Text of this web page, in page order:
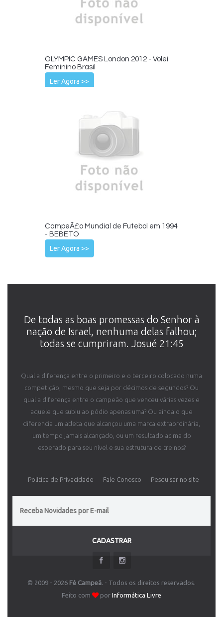
OLYMPIC GAMES London 2012 - Volei
Feminino Brasil
Ler Agora >>
CampeÃ£o Mundial de Futebol em 1994
- BEBETO
Ler Agora >>
De todas as boas promessas do ­Senhor à
nação de Israel, nenhuma delas falhou;
todas se cumpriram. Josué 21:45
Qual a diferença entre o primeiro e o terceiro colocado numa
competição, mesmo que seja por décimos de segundos? Ou
qual a diferença entre o campeão que venceu várias vezes e
aquele que subiu ao pódio apenas uma? Ou ainda o que
diferencia um atleta que alcançou uma marca extraordinária,
um tempo jamais alcançado, ou um resultado acima do
esperado para seu nível e sua estrutura de treinos?
Política de Privacidade Fale Conosco Pesquisar no site
CADASTRAR
© 2009 - 2026 Fé Campeã. - Todos os direitos reservados.
Feito com por Informática Livre